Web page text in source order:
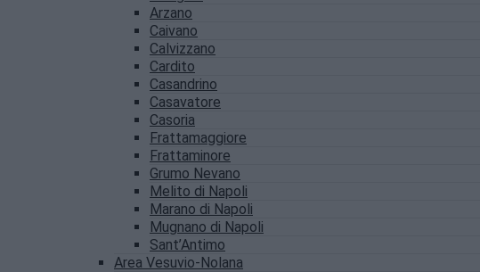
Arzano
Caivano
Calvizzano
Cardito
Casandrino
Casavatore
Casoria
Frattamaggiore
Frattaminore
Grumo Nevano
Melito di Napoli
Marano di Napoli
Mugnano di Napoli
Sant’Antimo
Area Vesuvio-Nolana